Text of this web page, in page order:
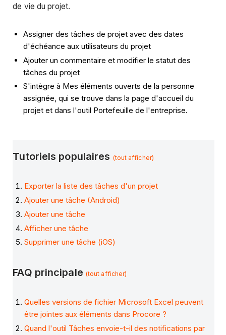
de vie du projet.
Assigner des tâches de projet avec des dates
d'échéance aux utilisateurs du projet
Ajouter un commentaire et modifier le statut des
tâches du projet
S'intègre à Mes éléments ouverts de la personne
assignée, qui se trouve dans la page d'accueil du
projet et dans l'outil Portefeuille de l'entreprise.
Tutoriels populaires (tout afficher)
Exporter la liste des tâches d'un projet
Ajouter une tâche (Android)
Ajouter une tâche
Afficher une tâche
Supprimer une tâche (iOS)
FAQ principale (tout afficher)
Quelles versions de fichier Microsoft Excel peuvent
être jointes aux éléments dans Procore ?
Quand l'outil Tâches envoie-t-il des notifications par